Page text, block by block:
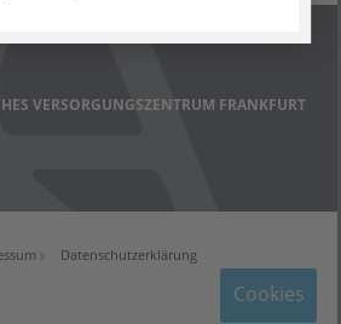
VERSORGUNGSZENTRUM FRANKFURT
Datenschutzerklärung
Cookies